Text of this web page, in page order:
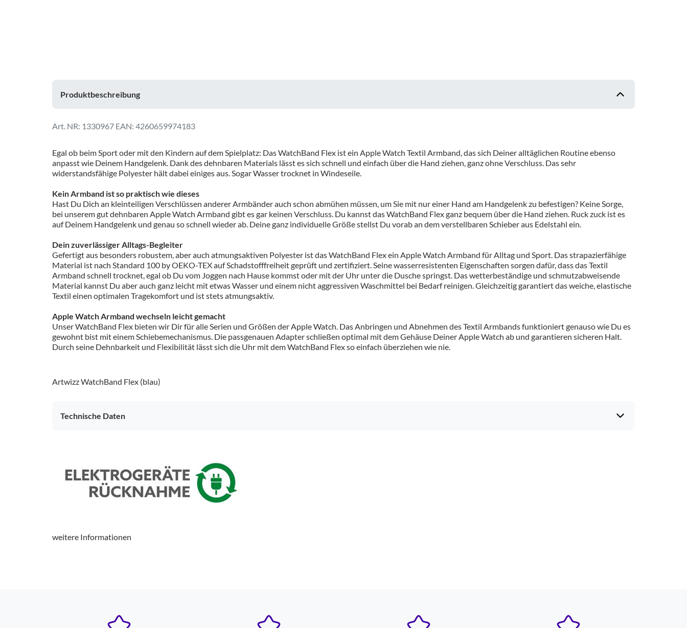
Produktbeschreibung
1330967 EAN: 4260659974183
Egal ob beim Sport oder mit den Kindern auf dem Spielplatz: Das WatchBand Flex ist ein Apple Watch Textil Armband, das sich Deiner alltäglichen Routine ebenso
anpasst wie Deinem Handgelenk. Dank des dehnbaren Materials lässt es sich schnell und einfach über die Hand ziehen, ganz ohne Verschluss. Das sehr
widerstandsfähige Polyester hält dabei einiges aus. Sogar Wasser trocknet in Windeseile.
Kein Armband ist so praktisch wie dieses
Hast Du Dich an kleinteiligen Verschlüssen anderer Armbänder auch schon abmühen müssen, um Sie mit nur einer Hand am Handgelenk zu befestigen? Keine Sorge,
bei unserem gut dehnbaren Apple Watch Armband gibt es gar keinen Verschluss. Du kannst das WatchBand Flex ganz bequem über die Hand ziehen. Ruck zuck ist es
auf Deinem Handgelenk und genau so schnell wieder ab. Deine ganz individuelle Größe stellst Du vorab an dem verstellbaren Schieber aus Edelstahl ein.
Dein zuverlässiger Alltags-Begleiter
Gefertigt aus besonders robustem, aber auch atmungsaktiven Polyester ist das WatchBand Flex ein Apple Watch Armband für Alltag und Sport. Das strapazierfähige
Material ist nach Standard 100 by OEKO-TEX auf Schadstofffreiheit geprüft und zertifiziert. Seine wasserresistenten Eigenschaften sorgen dafür, dass das Textil
Armband schnell trocknet, egal ob Du vom Joggen nach Hause kommst oder mit der Uhr unter die Dusche springst. Das wetterbeständige und schmutzabweisende
Material kannst Du aber auch ganz leicht mit etwas Wasser und einem nicht aggressiven Waschmittel bei Bedarf reinigen. Gleichzeitig garantiert das weiche, elastische
Textil einen optimalen Tragekomfort und ist stets atmungsaktiv.
Apple Watch Armband wechseln leicht gemacht
Unser WatchBand Flex bieten wir Dir für alle Serien und Größen der Apple Watch. Das Anbringen und Abnehmen des Textil Armbands funktioniert genauso wie Du es
gewohnt bist mit einem Schiebemechanismus. Die passgenauen Adapter schließen optimal mit dem Gehäuse Deiner Apple Watch ab und garantieren sicheren Halt.
Durch seine Dehnbarkeit und Flexibilität lässt sich die Uhr mit dem WatchBand Flex so einfach überziehen wie nie.
Artwizz WatchBand Flex (blau)
Technische Daten
weitere Informationen